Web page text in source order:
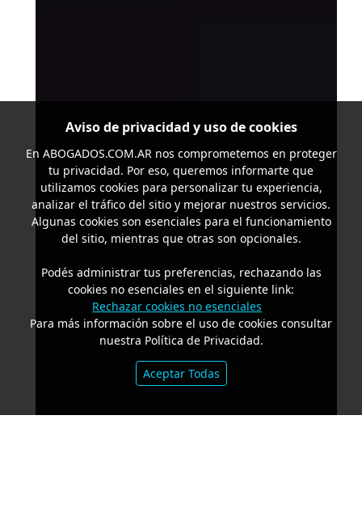
Aviso de privacidad y uso de cookies
En ABOGADOS.COM.ARnos comprometemos en proteger
tu privacidad. Por eso, queremos informarte que
utilizamos cookies para personalizar tu experiencia,
analizar el tráfico del sitio y mejorar nuestros servicios.
Algunas cookies son esenciales para el funcionamiento
del sitio, mientras que otras son opcionales.
Podés administrar tus preferencias, rechazando las
cookies no esenciales en el siguiente link:
Rechazar cookies no esenciales
Para más información sobre el uso de cookies consultar
nuestra Política de Privacidad.
Aceptar Todas